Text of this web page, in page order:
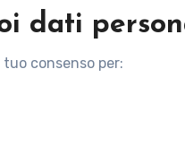
dati
consenso per: